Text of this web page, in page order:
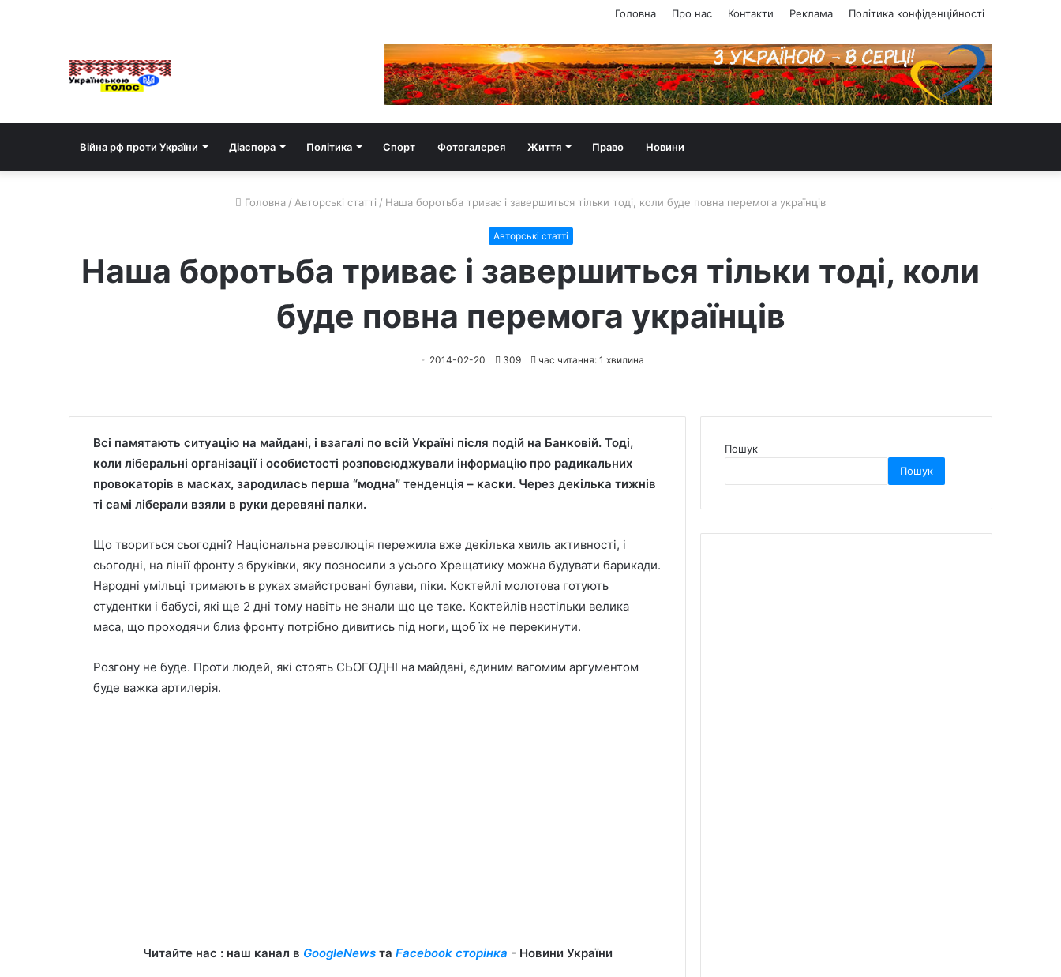
Головна Про нас Контакти Реклама Політика конфіденційності
Війна рф проти України Діаспора Політика Спорт Фотогалерея Життя Право Новини
Головна / Авторські статті / Наша боротьба триває і завершиться тільки тоді, коли буде повна перемога українців
Авторські статті
Наша боротьба триває і завершиться тільки тоді, коли
буде повна перемога українців
2014-02-20 309 час читання: 1 хвилина
Всі памятають ситуацію на майдані, і взагалі по всій Україні після подій на Банковій. Тоді,
коли ліберальні організації і особистості розповсюджували інформацію про радикальних
провокаторів в масках, зародилась перша “модна” тенденція – каски. Через декілька тижнів
ті самі ліберали взяли в руки деревяні палки.
Що твориться сьогодні? Національна революція пережила вже декілька хвиль активності, і
сьогодні, на лінії фронту з бруківки, яку позносили з усього Хрещатику можна будувати барикади.
Народні умільці тримають в руках змайстровані булави, піки. Коктейлі молотова готують
студентки і бабусі, які ще 2 дні тому навіть не знали що це таке. Коктейлів настільки велика
маса, що проходячи близ фронту потрібно дивитись під ноги, щоб їх не перекинути.
Розгону не буде. Проти людей, які стоять СЬОГОДНІ на майдані, єдиним вагомим аргументом
буде важка артилерія.
Читайте нас : наш канал в GoogleNewsта Facebook сторінка - Новини України
Пошук
Пошук